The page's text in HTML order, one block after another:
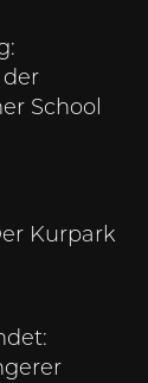
der
School
Kurpark